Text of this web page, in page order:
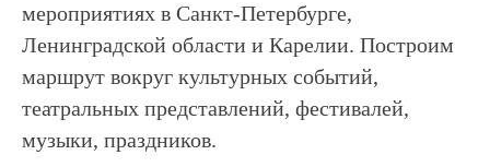
мероприятиях в Санкт-Петербурге,
Ленинградской области и Карелии. Построим
маршрут вокруг культурных событий,
театральных представлений, фестивалей,
музыки, праздников.